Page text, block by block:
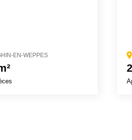
EN-WEPPES